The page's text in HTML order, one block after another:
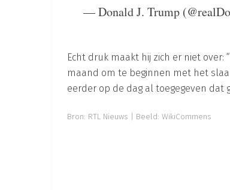
— Donald J. Trump
Echt druk maakt hij zich er niet over:
maand om te beginnen met het
eerder op de dag al toegegeven dat
Bron: RTL Nieuws | Beeld: WikiCommens